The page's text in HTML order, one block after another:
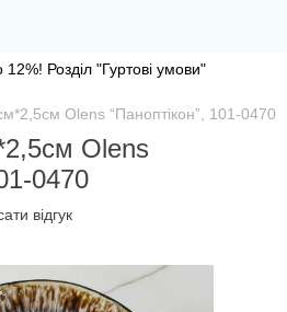
12%! Розділ "Гуртові умови"
Olens “Паноптікон”, 101-0470
Olens
0470
відгук